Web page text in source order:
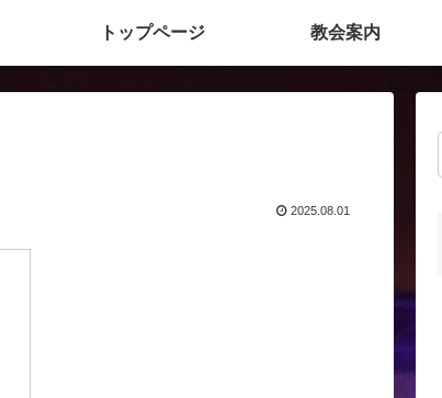
トップページ 教会案内
2025.08.01